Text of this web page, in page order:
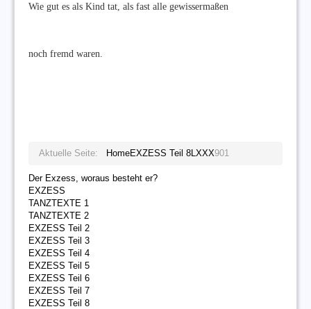
Wie gut es als Kind tat, als fast alle gewissermaßen
noch fremd waren.
Aktuelle Seite: HomeEXZESS Teil 8LXXX901
Der Exzess, woraus besteht er?
EXZESS
TANZTEXTE 1
TANZTEXTE 2
EXZESS Teil 2
EXZESS Teil 3
EXZESS Teil 4
EXZESS Teil 5
EXZESS Teil 6
EXZESS Teil 7
EXZESS Teil 8